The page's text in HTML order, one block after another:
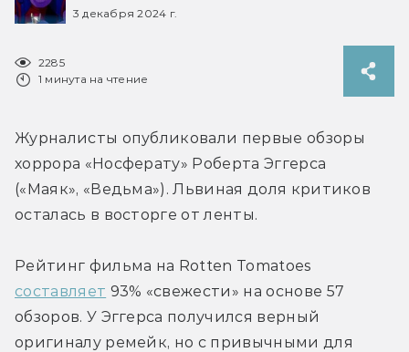
3 декабря 2024 г.
2285
1 минута на чтение
Журналисты опубликовали первые обзоры
хоррора «Носферату» Роберта Эггерса
(«Маяк», «Ведьма»). Львиная доля критиков
осталась в восторге от ленты.
составляет 93% «свежести» на основе 57
обзоров. У Эггерса получился верный
оригиналу ремейк, но с привычными для